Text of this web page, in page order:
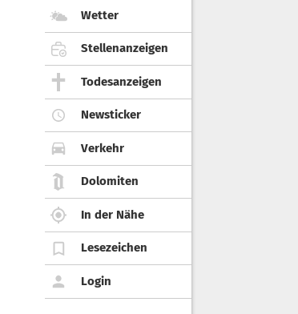
Wetter
Stellenanzeigen
Todesanzeigen
Newsticker
Verkehr
Dolomiten
In der Nähe
Lesezeichen
Login